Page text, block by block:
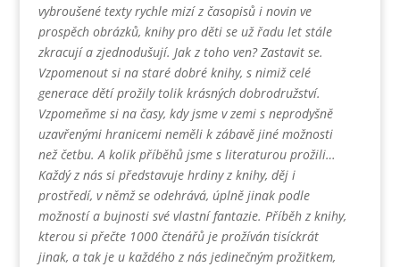
vybroušené texty rychle mizí z časopisů i novin ve
prospěch obrázků, knihy pro děti se už řadu let stále
zkracují a zjednodušují. Jak z toho ven? Zastavit se.
Vzpomenout si na staré dobré knihy, s nimiž celé
generace dětí prožily tolik krásných dobrodružství.
Vzpomeňme si na časy, kdy jsme v zemi s neprodyšně
uzavřenými hranicemi neměli k zábavě jiné možnosti
než četbu. A kolik příběhů jsme s literaturou prožili…
Každý z nás si představuje hrdiny z knihy, děj i
prostředí, v němž se odehrává, úplně jinak podle
možností a bujnosti své vlastní fantazie. Příběh z knihy,
kterou si přečte 1000 čtenářů je prožíván tisíckrát
jinak, a tak je u každého z nás jedinečným prožitkem,